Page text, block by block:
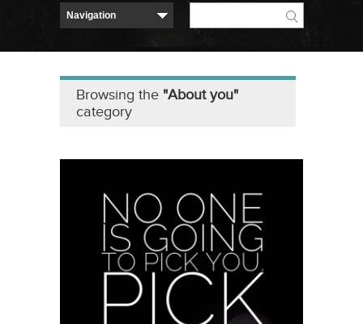
Browsing the "About you"
category